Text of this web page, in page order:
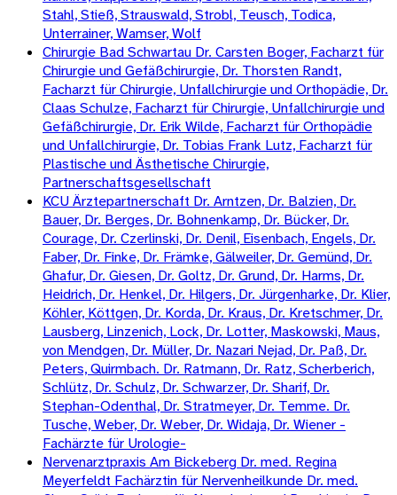
Stahl, Stieß, Strauswald, Strobl, Teusch, Todica,
Unterrainer, Wamser, Wolf
Chirurgie Bad Schwartau Dr. Carsten Boger, Facharzt für
Chirurgie und Gefäßchirurgie, Dr. Thorsten Randt,
Facharzt für Chirurgie, Unfallchirurgie und Orthopädie, Dr.
Claas Schulze, Facharzt für Chirurgie, Unfallchirurgie und
Gefäßchirurgie, Dr. Erik Wilde, Facharzt für Orthopädie
und Unfallchirurgie, Dr. Tobias Frank Lutz, Facharzt für
Plastische und Ästhetische Chirurgie,
Partnerschaftsgesellschaft
KCU Ärztepartnerschaft Dr. Arntzen, Dr. Balzien, Dr.
Bauer, Dr. Berges, Dr. Bohnenkamp, Dr. Bücker, Dr.
Courage, Dr. Czerlinski, Dr. Denil, Eisenbach, Engels, Dr.
Faber, Dr. Finke, Dr. Främke, Gälweiler, Dr. Gemünd, Dr.
Ghafur, Dr. Giesen, Dr. Goltz, Dr. Grund, Dr. Harms, Dr.
Heidrich, Dr. Henkel, Dr. Hilgers, Dr. Jürgenharke, Dr. Klier,
Köhler, Köttgen, Dr. Korda, Dr. Kraus, Dr. Kretschmer, Dr.
Lausberg, Linzenich, Lock, Dr. Lotter, Maskowski, Maus,
von Mendgen, Dr. Müller, Dr. Nazari Nejad, Dr. Paß, Dr.
Peters, Quirmbach. Dr. Ratmann, Dr. Ratz, Scherberich,
Schlütz, Dr. Schulz, Dr. Schwarzer, Dr. Sharif, Dr.
Stephan-Odenthal, Dr. Stratmeyer, Dr. Temme. Dr.
Tusche, Weber, Dr. Weber, Dr. Widaja, Dr. Wiener -
Fachärzte für Urologie-
Nervenarztpraxis Am Bickeberg Dr. med. Regina
Meyerfeldt Fachärztin für Nervenheilkunde Dr. med.